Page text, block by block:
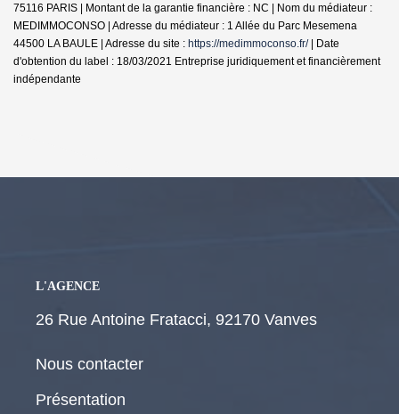
75116 PARIS | Montant de la garantie financière : NC | Nom du médiateur :
MEDIMMOCONSO | Adresse du médiateur : 1 Allée du Parc Mesemena
44500 LA BAULE | Adresse du site : https://medimmoconso.fr/| Date
d'obtention du label : 18/03/2021 Entreprise juridiquement et financièrement
indépendante
L'AGENCE
26 Rue Antoine Fratacci, 92170 Vanves
Nous contacter
Présentation